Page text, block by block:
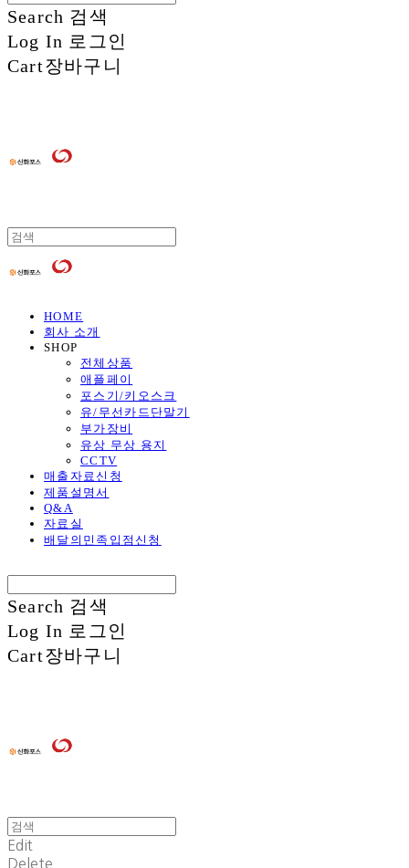
Search 검색
Log In 로그인
Cart장바구니
HOME
회사 소개
SHOP
전체상품
애플페이
포스기/키오스크
유/무선카드단말기
부가장비
유상 무상 용지
CCTV
매출자료신청
제품설명서
Q&A
자료실
배달의민족입점신청
Search 검색
Log In 로그인
Cart장바구니
Edit
Delete